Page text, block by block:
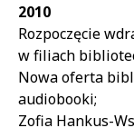
2010
Rozpoczęcie
w filiach
Nowa oferta
audiobooki;
Zofia Hankus-